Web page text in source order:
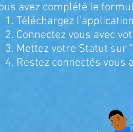
avez complété le
1. Téléchargez
Connectez vous avec
Mettez votre Statut sur
Restez connectés vous